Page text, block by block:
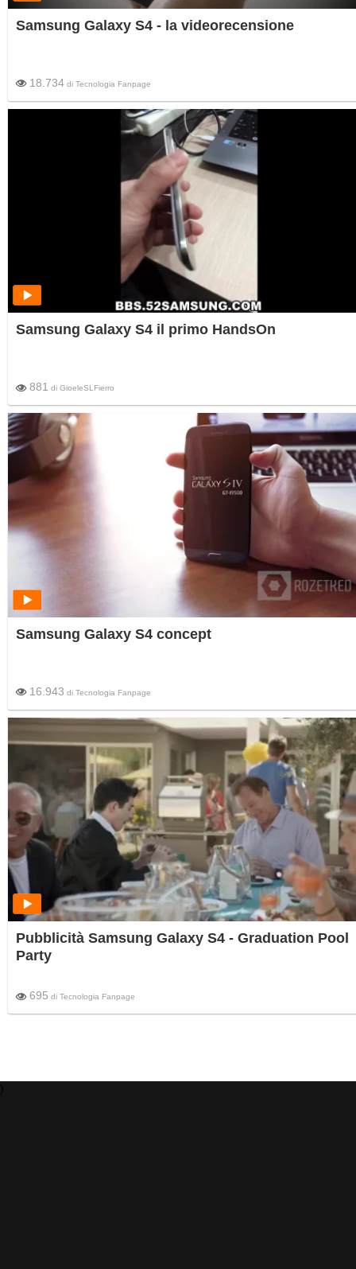
Samsung Galaxy S4 - la videorecensione
18.734 di Tecnologia Fanpage
Samsung Galaxy S4 il primo HandsOn
881 di GioeleSLFierro
Samsung Galaxy S4 concept
16.943 di Tecnologia Fanpage
Pubblicità Samsung Galaxy S4 - Graduation Pool
Party
695 di Tecnologia Fanpage